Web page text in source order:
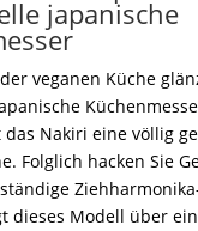
japanische
veganen Küche
das Nakiri eine völlig
Folglich hacken Sie
dieses Modell über